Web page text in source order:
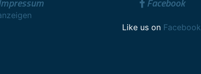
Like us on Facebook